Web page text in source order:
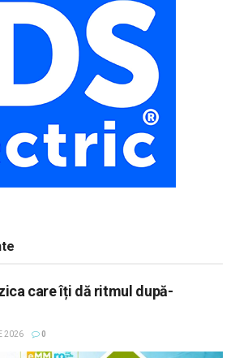
care îți dă ritmul după-
2026 0